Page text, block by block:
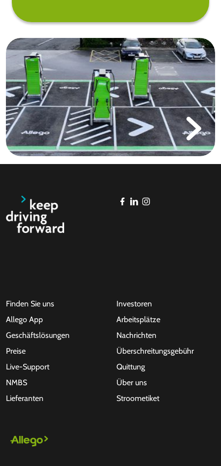
Finden Sie uns
Allego App
Geschäftslösungen
Preise
Live-Support
NMBS
Lieferanten
Investoren
Arbeitsplätze
Nachrichten
Überschreitungsgebühr
Quittung
Über uns
Stroometiket